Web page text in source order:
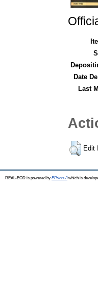
Date
Last
Edit
REAL-EOD is powered by EPrints 3which is